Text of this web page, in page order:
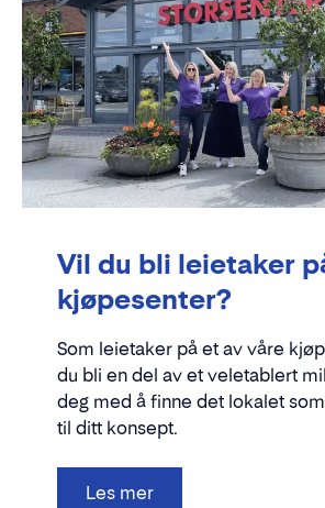
Vil du bli leietaker
kjøpesenter?
Som leietaker på et av våre
du bli en del av et veletablert
deg med å finne det lokalet
til ditt konsept.
Les mer